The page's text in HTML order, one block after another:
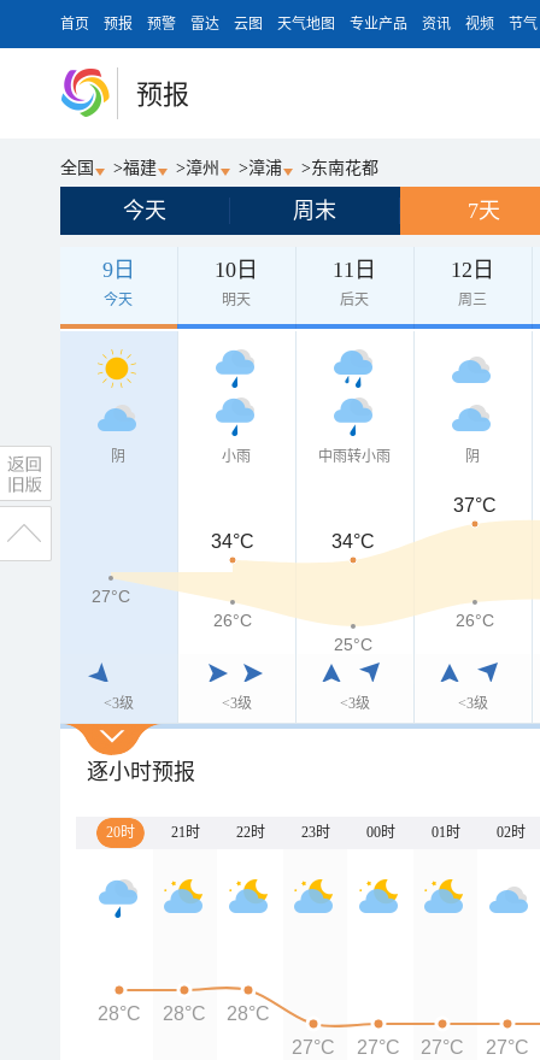
首页 预报 预警 雷达 云图 天气地图 专业产品 资讯 视频 节气
预报
全国 >福建 >漳州 >漳浦 >东南花都
今天 周末 7天
9日
今天
10日
明天
11日
后天
12日
周三
阴
<3级
小雨
<3级
中雨转小雨
<3级
阴
<3级
34°C 34°C
37°C
27°C
26°C
25°C
26°C
逐小时预报
20时 21时 22时 23时 00时 01时 02时
28°C 28°C
28°C
27°C
27°C 27°C 27°C